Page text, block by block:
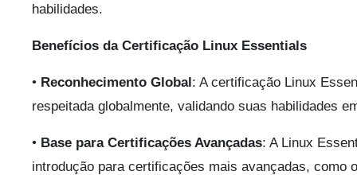
habilidades.
Benefícios da Certificação Linux Essentials
• Reconhecimento Global: A certificação Linux
respeitada globalmente, validando suas habilidades
• Base para Certificações Avançadas: A Linux
introdução para certificações mais avançadas, como